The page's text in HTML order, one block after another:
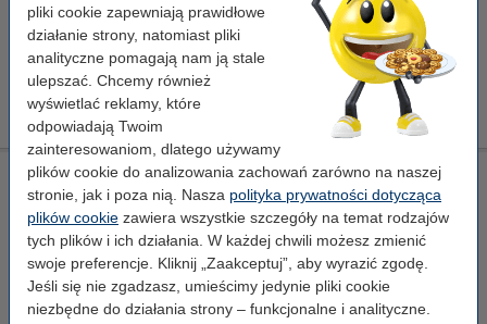
pliki cookie zapewniają prawidłowe
działanie strony, natomiast pliki
analityczne pomagają nam ją stale
ulepszać. Chcemy również
wyświetlać reklamy, które
odpowiadają Twoim
zainteresowaniom, dlatego używamy
plików cookie do analizowania zachowań zarówno na naszej
stronie, jak i poza nią. Nasza polityka prywatności dotycząca
plików cookie zawiera wszystkie szczegóły na temat rodzajów
tych plików i ich działania. W każdej chwili możesz zmienić
swoje preferencje. Kliknij „Zaakceptuj”, aby wyrazić zgodę.
Jeśli się nie zgadzasz, umieścimy jedynie pliki cookie
niezbędne do działania strony – funkcjonalne i analityczne.
Kliknij i sprawdź całą specyfikacje
Zamawiam
Ten produkt został wycofany
Ściereczka do czyszczenia drukarki laserowej
ściereczka do czyszczenia 43 x 32 cm
żółty
999058
Kliknij i sprawdź całą specyfikacje
Dostępny
Zamów na wtorek